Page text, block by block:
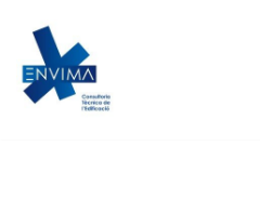
al
contenido